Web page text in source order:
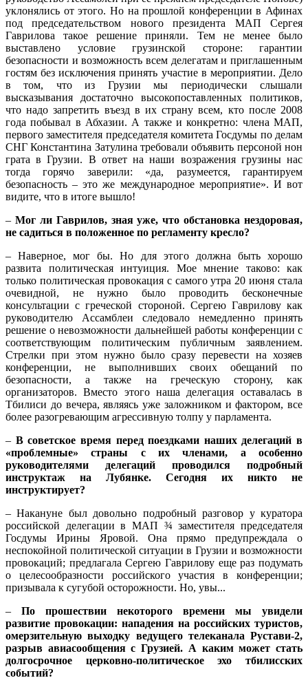
уклонялись от этого. Но на прошлой конференции в Афинах
под председательством нового президента МАП Сергея
Гаврилова такое решение приняли. Тем не менее было
выставлено условие грузинской стороне: гарантии
безопасности и возможность всем делегатам и приглашенным
гостям без исключения принять участие в мероприятии. Дело
в том, что из Грузии мы периодически слышали
высказывания достаточно высокопоставленных политиков,
что надо запретить въезд в их страну всем, кто после 2008
года побывал в Абхазии. А также и конкретно: члена МАП,
первого заместителя председателя комитета Госдумы по делам
СНГ Константина Затулина требовали объявить персоной нон
грата в Грузии. В ответ на наши возражения грузины нас
тогда горячо заверили: «да, разумеется, гарантируем
безопасность – это же международное мероприятие». И вот
видите, что в итоге вышло!
– Мог ли Гаврилов, зная уже, что обстановка нездоровая,
не садиться в положенное по регламенту кресло?
– Наверное, мог бы. Но для этого должна быть хорошо
развита политическая интуиция. Мое мнение таково: как
только политическая провокация с самого утра 20 июня стала
очевидной, не нужно было проводить бесконечные
консультации с греческой стороной. Сергею Гаврилову как
руководителю Ассамблеи следовало немедленно принять
решение о невозможности дальнейшей работы конференции с
соответствующим политическим публичным заявлением.
Стрелки при этом нужно было сразу перевести на хозяев
конференции, не выполнивших своих обещаний по
безопасности, а также на греческую сторону, как
организаторов. Вместо этого наша делегация оставалась в
Тбилиси до вечера, являясь уже заложником и фактором, все
более разогревающим агрессивную толпу у парламента.
– В советское время перед поездками наших делегаций в
«проблемные» страны с их членами, а особенно
руководителями делегаций проводился подробный
инструктаж на Лубянке. Сегодня их никто не
инструктирует?
– Накануне был довольно подробный разговор у куратора
российской делегации в МАП ¾ заместителя председателя
Госдумы Ирины Яровой. Она прямо предупреждала о
неспокойной политической ситуации в Грузии и возможности
провокаций; предлагала Сергею Гаврилову еще раз подумать
о целесообразности российского участия в конференции;
призывала к сугубой осторожности. Но, увы...
– По прошествии некоторого времени мы увидели
развитие провокации: нападения на российских туристов,
омерзительную выходку ведущего телеканала Рустави-2,
разрыв авиасообщения с Грузией. А каким может стать
долгосрочное церковно-политическое эхо тбилисских
событий?